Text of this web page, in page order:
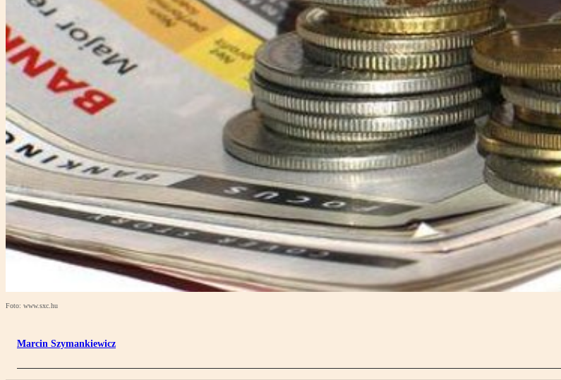
Foto: www.sxc.hu
Marcin Szymankiewicz